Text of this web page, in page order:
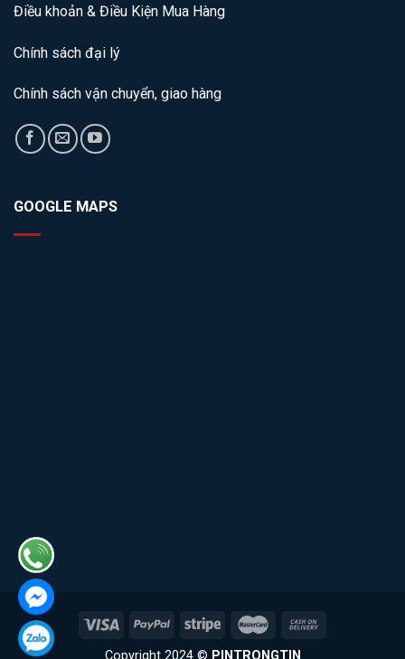
Điều khoản & Điều Kiện Mua Hàng
Chính sách đại lý
Chính sách vận chuyển, giao hàng
GOOGLE MAPS
Copyright 2024 © PINTRONGTIN